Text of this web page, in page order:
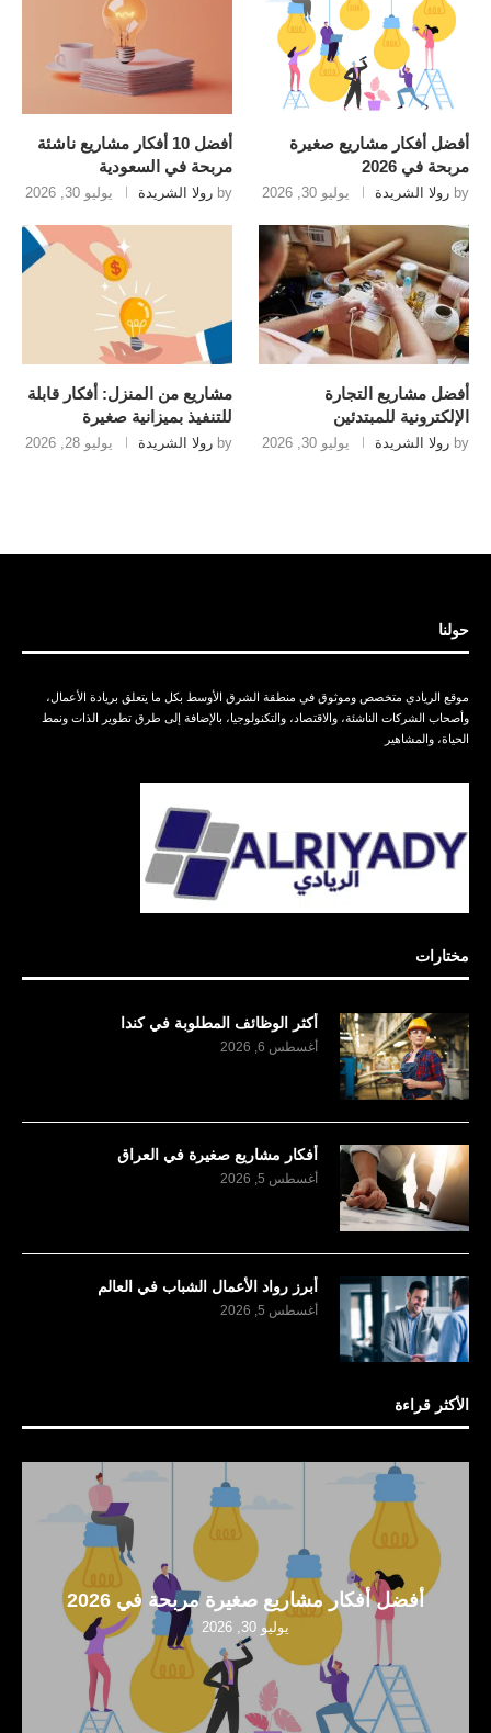
أفضل أفكار مشاريع صغيرة
مربحة في 2026
by رولا الشريدة يوليو 30, 2026
أفضل 10 أفكار مشاريع ناشئة
مربحة في السعودية
by رولا الشريدة يوليو 30, 2026
أفضل مشاريع التجارة
الإلكترونية للمبتدئين
by رولا الشريدة يوليو 30, 2026
مشاريع من المنزل: أفكار قابلة
للتنفيذ بميزانية صغيرة
by رولا الشريدة يوليو 28, 2026
حولنا
موقع الريادي متخصص وموثوق في منطقة الشرق الأوسط بكل ما يتعلق بريادة الأعمال،
وأصحاب الشركات الناشئة، والاقتصاد، والتكنولوجيا، بالإضافة إلى طرق تطوير الذات ونمط
الحياة، والمشاهير
مختارات
أكثر الوظائف المطلوبة في كندا
أغسطس 6, 2026
أفكار مشاريع صغيرة في العراق
أغسطس 5, 2026
أبرز رواد الأعمال الشباب في العالم
أغسطس 5, 2026
الأكثر قراءة
أفضل أفكار مشاريع صغيرة مربحة في 2026
يوليو 30, 2026